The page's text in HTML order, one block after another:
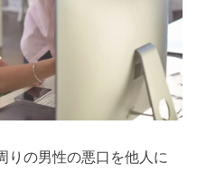
りの男性の悪口を他人に